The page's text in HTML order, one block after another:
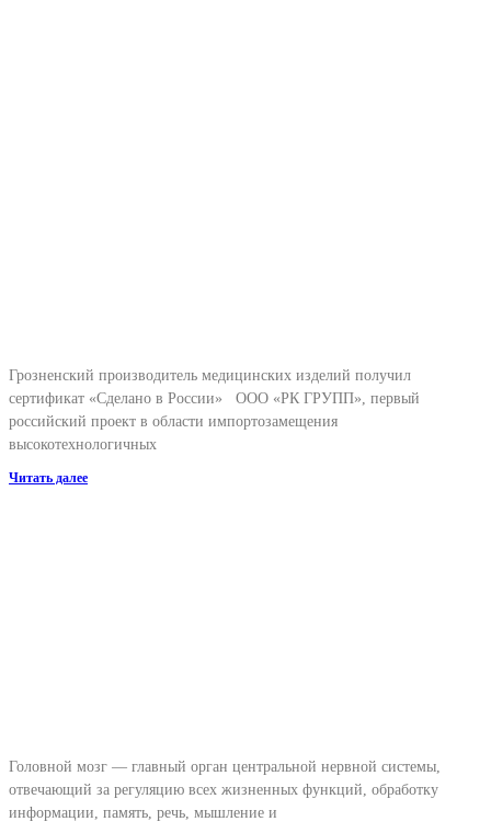
Грозненский производитель медицинских изделий получил
сертификат «Сделано в России» ООО «РК ГРУПП», первый
российский проект в области импортозамещения
высокотехнологичных
Читать далее
Головной мозг — главный орган центральной нервной системы,
отвечающий за регуляцию всех жизненных функций, обработку
информации, память, речь, мышление и